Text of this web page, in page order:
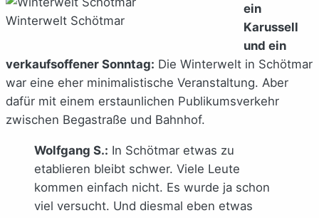
Winterwelt Schötmar
ein
Karussell
und ein
verkaufsoffener Sonntag: Die Winterwelt in Schötmar
war eine eher minimalistische Veranstaltung. Aber
dafür mit einem erstaunlichen Publikumsverkehr
zwischen Begastraße und Bahnhof.
Wolfgang S.: In Schötmar etwas zu
etablieren bleibt schwer. Viele Leute
kommen einfach nicht. Es wurde ja schon
viel versucht. Und diesmal eben etwas